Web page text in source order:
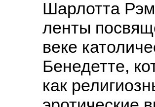
Шарлотта
ленты
веке
Бенедетте,
как